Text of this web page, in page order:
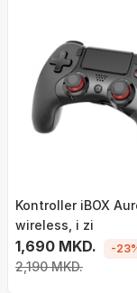
Kontroller iBOX
wireless, i zi
1,690 MKD.
2,190 MKD.
-